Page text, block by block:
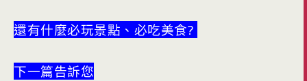
還有什麼必玩景點、必吃美食?
下一篇告訴您